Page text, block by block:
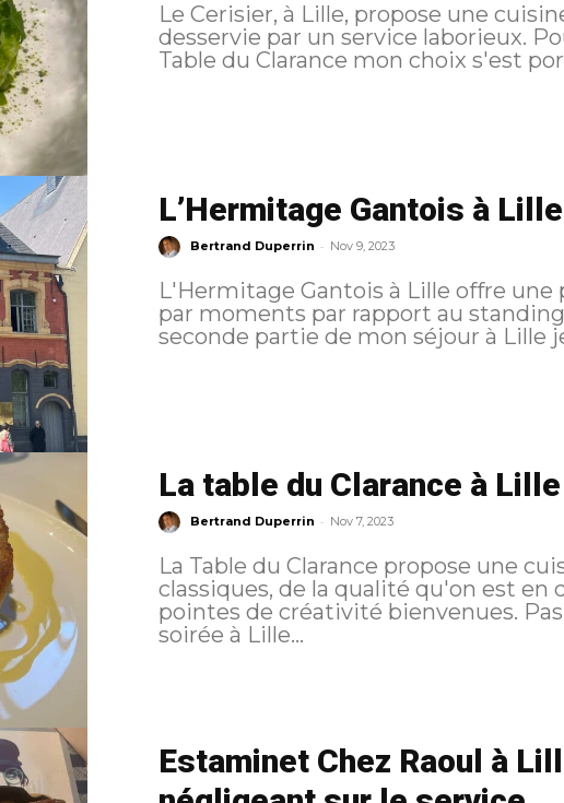
Le Cerisier, à Lille, propose une
desservie par un service laborieux. Pour ce troisième diner à Lille et après La
Table du Clarance mon choix s'est
L’Hermitage Gantois à
Bertrand Duperrin - Nov 9, 2023
L'Hermitage Gantois à Lille offre
par moments par rapport au standing
seconde partie de mon séjour à Lille
La table du Clarance à
Bertrand Duperrin - Nov 7, 2023
La Table du Clarance propose une
classiques, de la qualité qu'on est
pointes de créativité bienvenues. Pas plus mais
soirée à Lille...
Estaminet Chez Raoul à